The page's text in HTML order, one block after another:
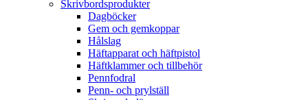
Skrivbordsprodukter
Dagböcker
Gem och gemkoppar
Hålslag
Häftapparat och häftpistol
Häftklammer och tillbehör
Pennfodral
Penn- och prylställ